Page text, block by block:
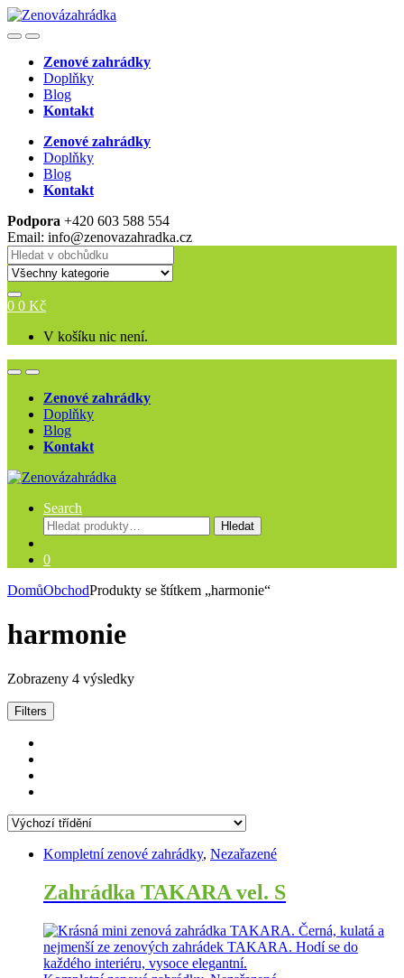
Skip
to
Skip
to
OpenClose
Zenové zahrádky
Doplňky
Blog
Kontakt
Zenové zahrádky
Doplňky
Blog
Kontakt
Podpora +420 603 588 554
Email: info@zenovazahradka.cz
Search
for:
0 0 Kč
V košíku nic není.
OpenClose
Zenové zahrádky
Doplňky
Blog
Kontakt
Search
Hledat:
Hledat
0
DomůObchodProdukty se štítkem „harmonie“
harmonie
Zobrazeny 4 výsledky
Filters
Kompletní zenové zahrádky, Nezařazené
Zahrádka TAKARA vel. S